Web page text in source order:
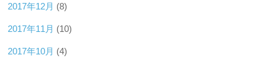
2017年12月 (8)
2017年11月 (10)
2017年10月 (4)